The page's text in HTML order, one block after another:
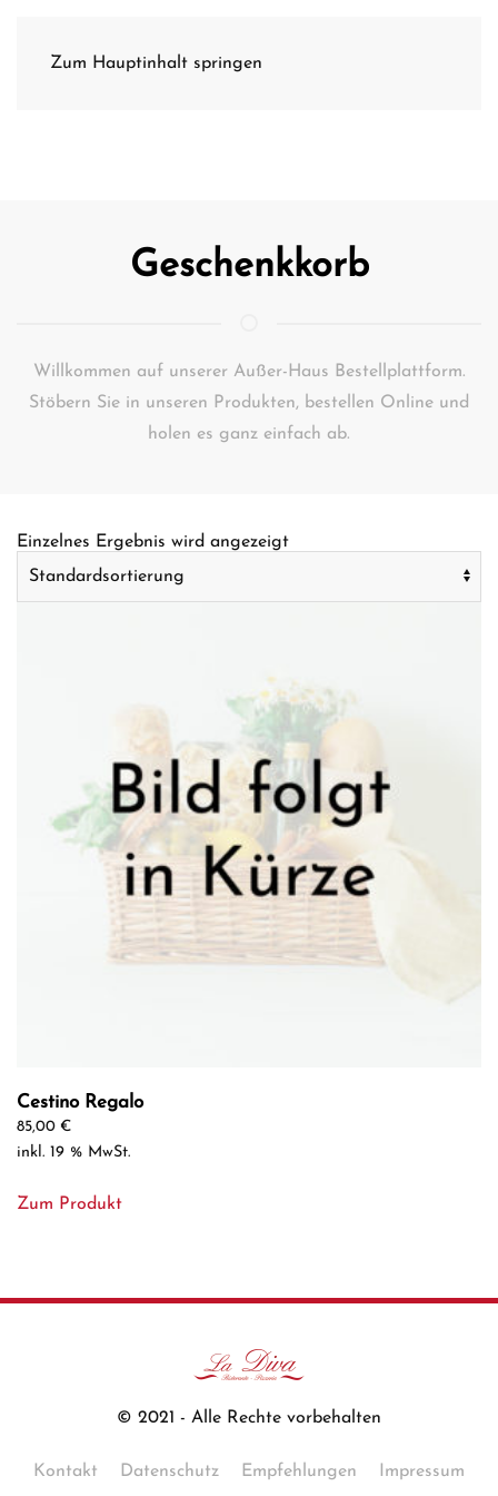
Zum Hauptinhalt springen
Geschenkkorb
Willkommen auf unserer Außer-Haus Bestellplattform.
Stöbern Sie in unseren Produkten, bestellen Online und
holen es ganz einfach ab.
Einzelnes Ergebnis wird angezeigt
Cestino Regalo
85,00 €
inkl. 19 % MwSt.
Zum Produkt
© 2021 - Alle Rechte vorbehalten
Kontakt Datenschutz Empfehlungen Impressum